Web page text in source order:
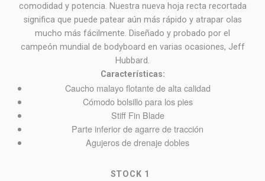
comodidad y potencia. Nuestra nueva hoja recta recortada
significa que puede patear aún más rápido y atrapar olas
mucho más fácilmente. Diseñado y probado por el
campeón mundial de bodyboard en varias ocasiones, Jeff
Hubbard.
Características:
Caucho malayo flotante de alta calidad
Cómodo bolsillo para los pies
Stiff Fin Blade
Parte inferior de agarre de tracción
Agujeros de drenaje dobles
STOCK 1